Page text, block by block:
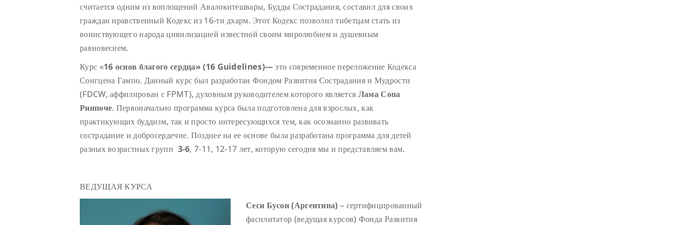
считается одним из воплощений Авалокитешвары, Будды Сострадания, составил для своих
граждан нравственный Кодекс из 16-ти дхарм. Этот Кодекс позволил тибетцам стать из
воинствующего народа цивилизацией известной своим миролюбием и душевным
равновесием.
Курс «16 основ благого сердца» (16 Guidelines)—это современное переложение Кодекса
Сонгцена Гампо. Данный курс был разработан Фондом Развития Сострадания и Мудрости
(FDCW, аффилирован с FPMT), духовным руководителем которого является Лама Сопа
Ринпоче. Первоначально программа курса была подготовлена для взрослых, как
практикующих буддизм, так и просто интересующихся тем, как осознанно развивать
сострадание и добросердечие. Позднее на ее основе была разработана программа для детей
разных возрастных групп 3-6, 7-11, 12-17 лет, которую сегодня мы и представляем вам.
ВЕДУЩАЯ КУРСА
Сеси Бусон (Аргентина) – сертифицированный
фасилитатор (ведущая курсов) Фонда Развития